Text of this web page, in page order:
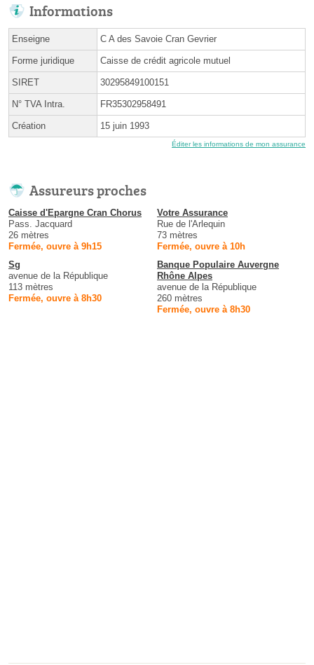
Informations
Enseigne C A des Savoie Cran Gevrier
Forme juridique Caisse de crédit agricole mutuel
SIRET 30295849100151
N° TVA Intra. FR35302958491
Création 15 juin 1993
Éditer les informations de mon assurance
Assureurs proches
Caisse d'Epargne Cran Chorus
Pass. Jacquard
26 mètres
Fermée, ouvre à 9h15
Votre Assurance
Rue de l'Arlequin
73 mètres
Fermée, ouvre à 10h
Sg
avenue de la République
113 mètres
Fermée, ouvre à 8h30
Banque Populaire Auvergne
Rhône Alpes
avenue de la République
260 mètres
Fermée, ouvre à 8h30